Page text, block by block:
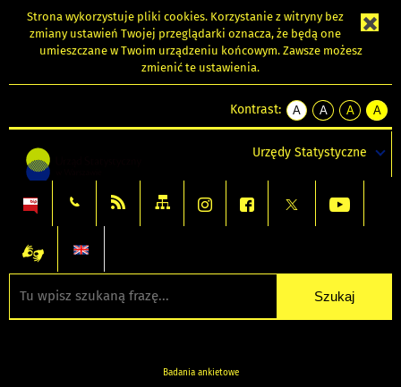
Strona wykorzystuje pliki cookies. Korzystanie z witryny bez
zmiany ustawień Twojej przeglądarki oznacza, że będą one
umieszczane w Twoim urządzeniu końcowym. Zawsze możesz
zmienić te ustawienia.
Kontrast:
A
kontrast
A
kontrast
tekst
czarnym
A
kontrast
tekst
czarnym
A
tekst
żółtym
Urzędy Statystyczne
Badania ankietowe